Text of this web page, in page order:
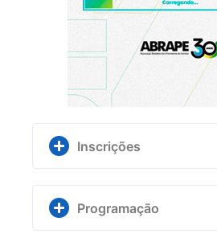
Inscrições
Programação